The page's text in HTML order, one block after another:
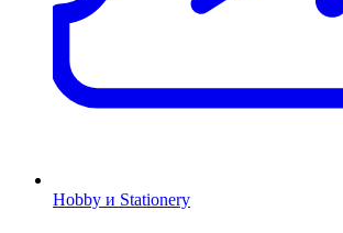
Hobby и Stationery